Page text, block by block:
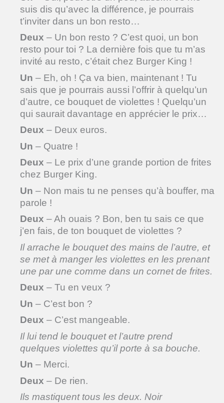
suis dis qu’avec la différence, je pourrais
t’inviter dans un bon resto…
Deux – Un bon resto ? C’est quoi, un bon
resto pour toi ? La dernière fois que tu m’as
invité au resto, c’était chez Burger King !
Un – Eh, oh ! Ça va bien, maintenant ! Tu
sais que je pourrais aussi l’offrir à quelqu’un
d’autre, ce bouquet de violettes ! Quelqu’un
qui saurait davantage en apprécier le prix…
Deux – Deux euros.
Un – Quatre !
Deux – Le prix d’une grande portion de frites
chez Burger King.
Un – Non mais tu ne penses qu’à bouffer, ma
parole !
Deux – Ah ouais ? Bon, ben tu sais ce que
j’en fais, de ton bouquet de violettes ?
Il arrache le bouquet des mains de l’autre, et
se met à manger les violettes en les prenant
une par une comme dans un cornet de frites.
Deux – Tu en veux ?
Un – C’est bon ?
Deux – C’est mangeable.
Il lui tend le bouquet et l’autre prend
quelques violettes qu’il porte à sa bouche.
Un – Merci.
Deux – De rien.
Ils mastiquent tous les deux. Noir